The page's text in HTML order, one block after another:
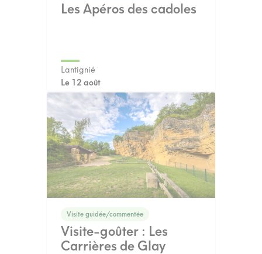
Les Apéros des cadoles
Lantignié
Le 12 août
Visite guidée/commentée
Visite-goûter : Les
Carrières de Glay